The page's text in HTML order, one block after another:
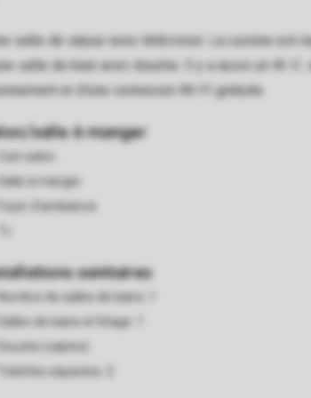
salle de séjour avec télévision. La cuisine est
salle de bain avec douche. Il y a aussi un W.-
et d'une connexion Wi-Fi gratuite.
salle à manger
Coin salon
Salle à manger
Foyer d'ambiance
sanitaires
Nombre de salles de bains: 1
Salles de bains à l'étage: 1
Douche (cabine)
Toilettes séparées: 2